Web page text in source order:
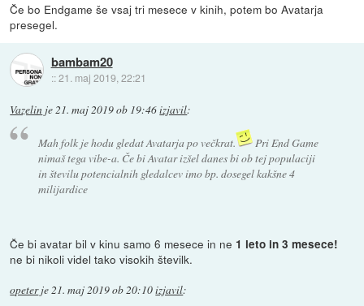
Če bo Endgame še vsaj tri mesece v kinih, potem bo Avatarja
presegel.
bambam20
::21. maj 2019, 22:21
Vazelin je21. maj 2019 ob 19:46izjavil:
Mah folk je hodu gledat Avatarja po večkrat.
Pri End Game
nimaš tega vibe-a. Če bi Avatar izšel danes bi ob tej populaciji
in številu potencialnih gledalcev imo bp. dosegel kakšne 4
milijardice
Če bi avatar bil v kinu samo 6 mesece in ne 1 leto in 3 mesece!
ne bi nikoli videl tako visokih številk.
opeterje21. maj 2019 ob 20:10izjavil: